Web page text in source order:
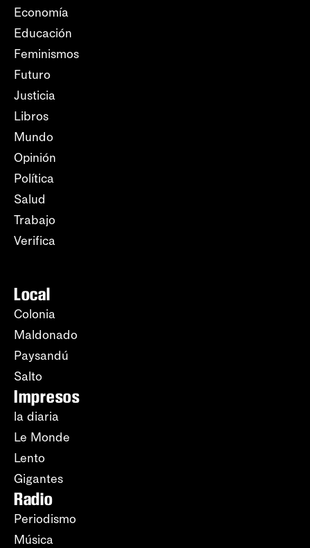
Economía
Educación
Feminismos
Futuro
Justicia
Libros
Mundo
Opinión
Política
Salud
Trabajo
Verifica
Local
Colonia
Maldonado
Paysandú
Salto
Impresos
la diaria
Le Monde
Lento
Gigantes
Radio
Periodismo
Música